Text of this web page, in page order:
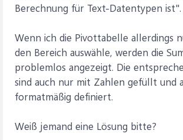
Berechnung für Text-Datentypen ist".
Wenn ich die Pivottabelle allerdings
den Bereich auswähle, werden die
problemlos angezeigt. Die
sind auch nur mit Zahlen gefüllt und
formatmäßig definiert.
Weiß jemand eine Lösung bitte?